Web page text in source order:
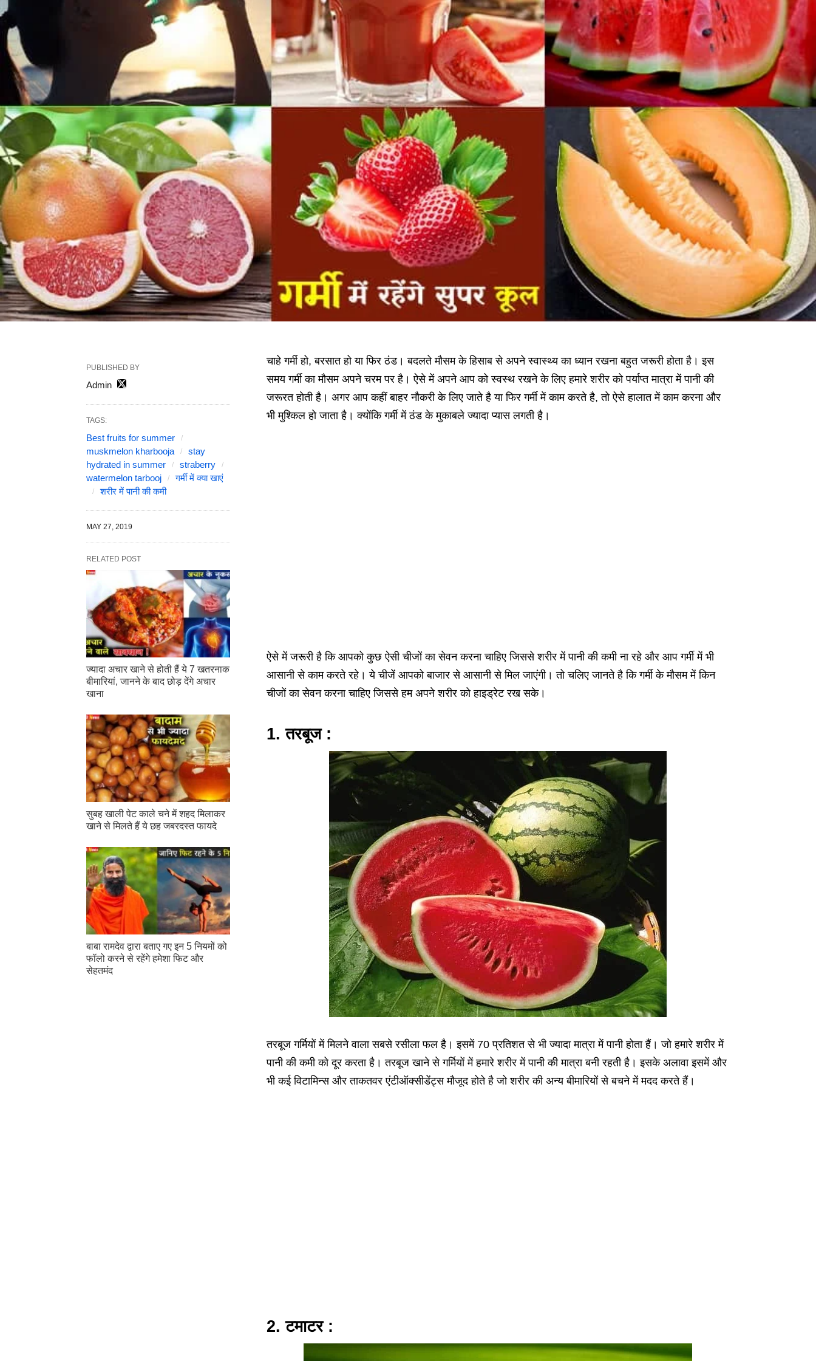
चाहे गर्मी हो, बरसात हो या फिर ठंड। बदलते मौसम के हिसाब से अपने स्वास्थ्य का ध्यान रखना बहुत जरूरी होता है। इस
समय गर्मी का मौसम अपने चरम पर है। ऐसे में अपने आप को स्वस्थ रखने के लिए हमारे शरीर को पर्याप्त मात्रा में पानी की
जरूरत होती है। अगर आप कहीं बाहर नौकरी के लिए जाते है या फिर गर्मी में काम करते है, तो ऐसे हालात में काम करना और
भी मुश्किल हो जाता है। क्योंकि गर्मी में ठंड के मुकाबले ज्यादा प्यास लगती है।
ऐसे में जरूरी है कि आपको कुछ ऐसी चीजों का सेवन करना चाहिए जिससे शरीर में पानी की कमी ना रहे और आप गर्मी में भी
आसानी से काम करते रहे। ये चीजें आपको बाजार से आसानी से मिल जाएंगी। तो चलिए जानते है कि गर्मी के मौसम में किन
चीजों का सेवन करना चाहिए जिससे हम अपने शरीर को हाइड्रेट रख सके।
1. तरबूज :
तरबूज गर्मियों में मिलने वाला सबसे रसीला फल है। इसमें 70 प्रतिशत से भी ज्यादा मात्रा में पानी होता हैं। जो हमारे शरीर में
पानी की कमी को दूर करता है। तरबूज खाने से गर्मियों में हमारे शरीर में पानी की मात्रा बनी रहती है। इसके अलावा इसमें और
भी कई विटामिन्स और ताकतवर एंटीऑक्सीडेंट्स मौजूद होते है जो शरीर की अन्य बीमारियों से बचने में मदद करते हैं।
2. टमाटर :
PUBLISHED BY
Admin
TAGS:
Best fruits for summer
muskmelon kharbooja
stay
hydrated in summer
straberry
watermelon tarbooj
गर्मी में क्या खाएं
शरीर में पानी की कमी
MAY 27, 2019
RELATED POST
ज्यादा अचार खाने से होती हैं ये 7 खतरनाक
बीमारियां, जानने के बाद छोड़ देंगे अचार
खाना
सुबह खाली पेट काले चने में शहद मिलाकर
खाने से मिलते हैं ये छह जबरदस्त फायदे
बाबा रामदेव द्वारा बताए गए इन 5 नियमों को
फॉलो करने से रहेंगे हमेशा फिट और
सेहतमंद